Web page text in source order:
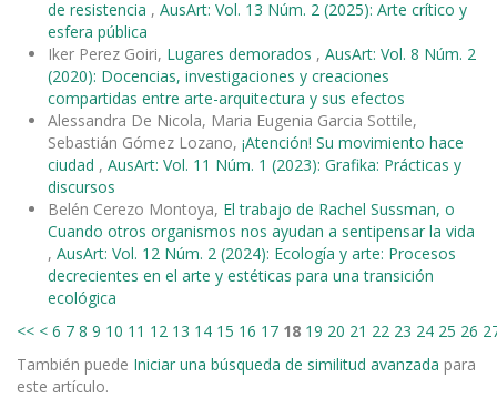
de resistencia , AusArt: Vol. 13 Núm. 2 (2025): Arte crítico y
esfera pública
Iker Perez Goiri, Lugares demorados , AusArt: Vol. 8 Núm. 2
(2020): Docencias, investigaciones y creaciones
compartidas entre arte-arquitectura y sus efectos
Alessandra De Nicola, Maria Eugenia Garcia Sottile,
Sebastián Gómez Lozano, ¡Atención! Su movimiento hace
ciudad , AusArt: Vol. 11 Núm. 1 (2023): Grafika: Prácticas y
discursos
Belén Cerezo Montoya, El trabajo de Rachel Sussman, o
Cuando otros organismos nos ayudan a sentipensar la vida
, AusArt: Vol. 12 Núm. 2 (2024): Ecología y arte: Procesos
decrecientes en el arte y estéticas para una transición
ecológica
<< < 6 7 8 9 10 11 12 13 14 15 16 17 18 19 20 21 22 23 24 25 26
También puede Iniciar una búsqueda de similitud avanzada para
este artículo.